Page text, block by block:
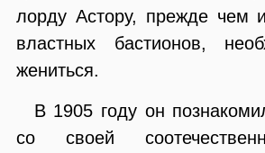
лорду Астору, прежде чем
властных бастионов,
жениться.
В 1905 году он
со своей